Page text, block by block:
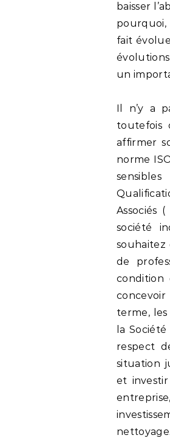
baisser
pourquoi,
fait
un
Il n’y a
toutefois
affirmer
norme
Associés
société
souhaitez
de
condition
terme,
la
respect
situation
et